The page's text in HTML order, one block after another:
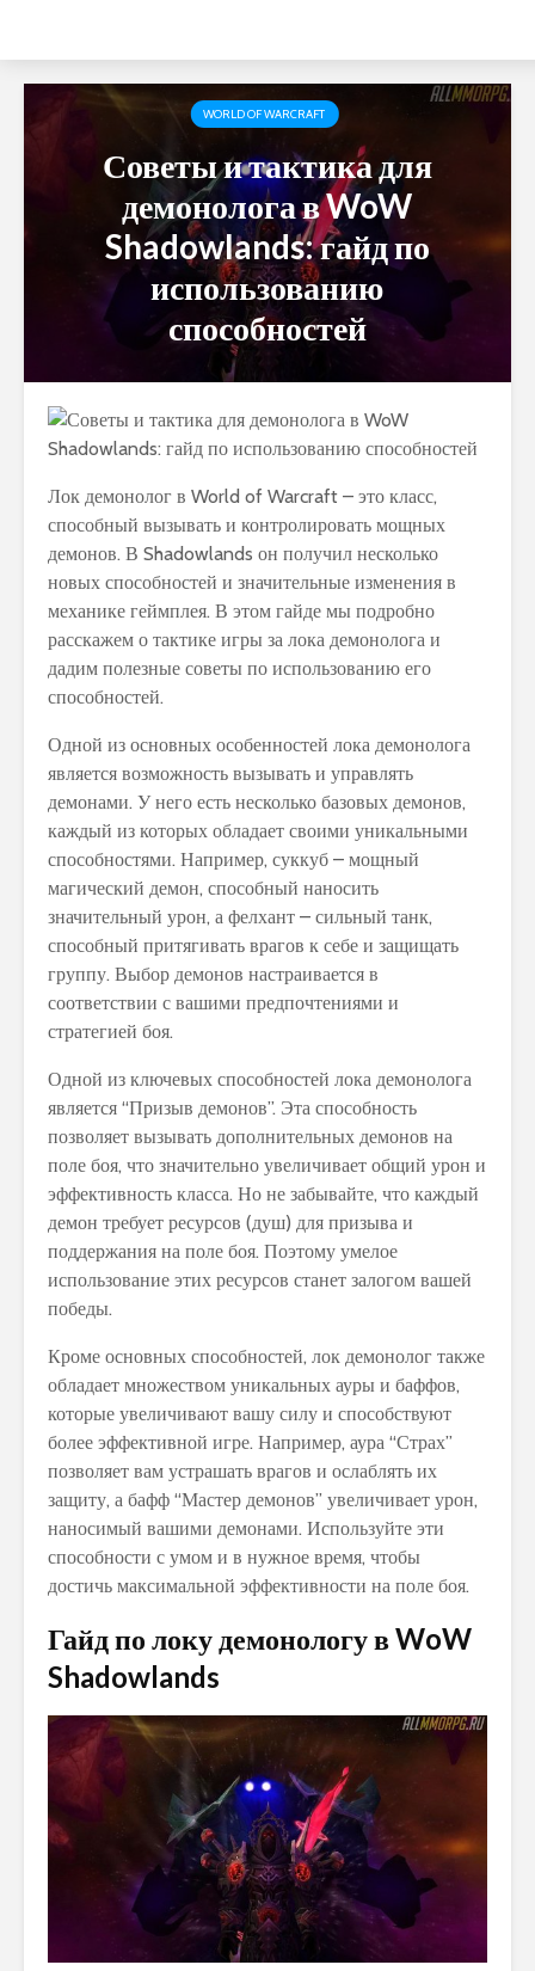
WORLD OF WARCRAFT
Советы и тактика для
демонолога в WoW
Shadowlands: гайд по
использованию
способностей
Лок демонолог в World of Warcraft – это класс,
способный вызывать и контролировать мощных
демонов. В Shadowlands он получил несколько
новых способностей и значительные изменения в
механике геймплея. В этом гайде мы подробно
расскажем о тактике игры за лока демонолога и
дадим полезные советы по использованию его
способностей.
Одной из основных особенностей лока демонолога
является возможность вызывать и управлять
демонами. У него есть несколько базовых демонов,
каждый из которых обладает своими уникальными
способностями. Например, суккуб – мощный
магический демон, способный наносить
значительный урон, а фелхант – сильный танк,
способный притягивать врагов к себе и защищать
группу. Выбор демонов настраивается в
соответствии с вашими предпочтениями и
стратегией боя.
Одной из ключевых способностей лока демонолога
является “Призыв демонов”. Эта способность
позволяет вызывать дополнительных демонов на
поле боя, что значительно увеличивает общий урон и
эффективность класса. Но не забывайте, что каждый
демон требует ресурсов (душ) для призыва и
поддержания на поле боя. Поэтому умелое
использование этих ресурсов станет залогом вашей
победы.
Кроме основных способностей, лок демонолог также
обладает множеством уникальных ауры и баффов,
которые увеличивают вашу силу и способствуют
более эффективной игре. Например, аура “Страх”
позволяет вам устрашать врагов и ослаблять их
защиту, а бафф “Мастер демонов” увеличивает урон,
наносимый вашими демонами. Используйте эти
способности с умом и в нужное время, чтобы
достичь максимальной эффективности на поле боя.
Гайд по локу демонологу в WoW
Shadowlands